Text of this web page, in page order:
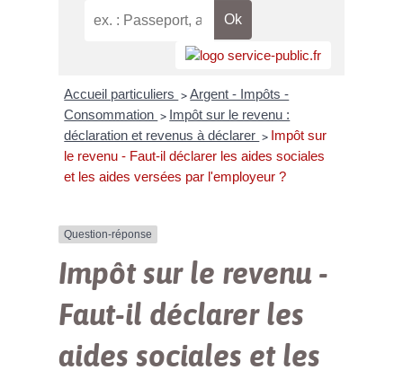
Accueil particuliers > Argent - Impôts -
Consommation > Impôt sur le revenu :
déclaration et revenus à déclarer > Impôt sur
le revenu - Faut-il déclarer les aides sociales
et les aides versées par l'employeur ?
Question-réponse
Impôt sur le revenu -
Faut-il déclarer les
aides sociales et les